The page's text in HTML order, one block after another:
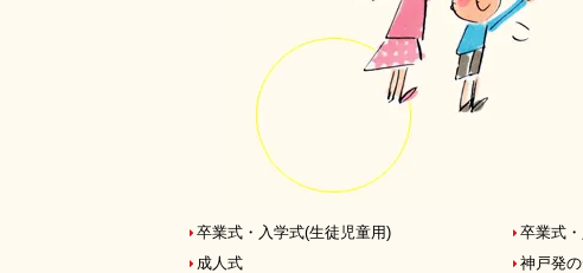
卒業式・入学式(生徒児童用) 卒業式
成人式
神戸発の